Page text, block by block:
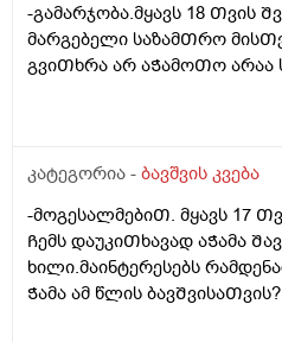
-გამარჯობა.მყავს 18 Თვის
მარგებელი საზამᲗრო
გვიᲗხრა არ აᲭამოᲗო არაა
კატეგორია - ბავშვის კვება
-მოგესალმებიᲗ. მყავს 17
Ჩემს დაუკიᲗხავად აᲭამა
ხილი.მაინტერესებს
Ჭამა ამ წლის ბავᲨვისაᲗვის?